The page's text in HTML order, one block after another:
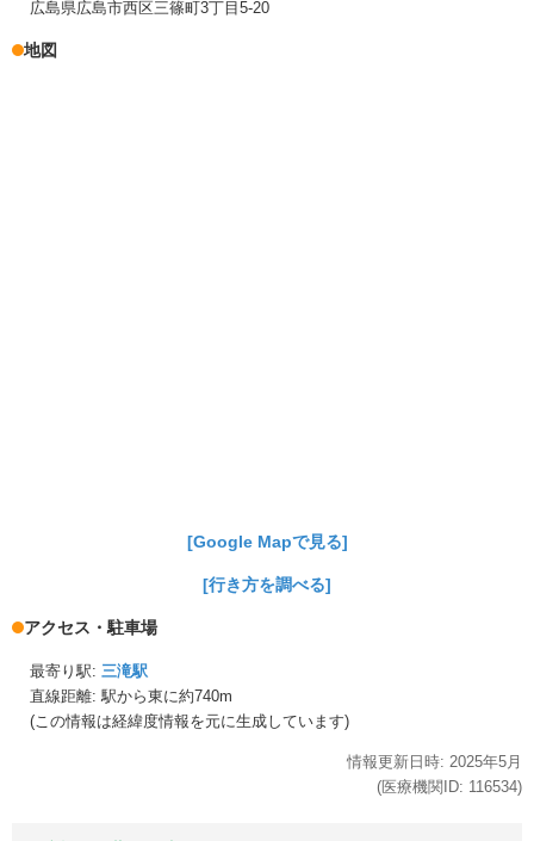
広島県広島市西区三篠町3丁目5-20
地図
[Google Mapで見る]
[行き方を調べる]
アクセス・駐車場
最寄り駅: 三滝駅
直線距離: 駅から東に約740m
(この情報は経緯度情報を元に生成しています)
情報更新日時: 2025年5月
(医療機関ID: 116534)